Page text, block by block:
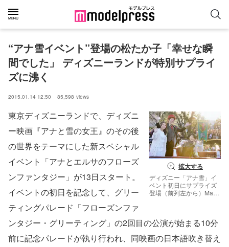
“アナ雪イベント”登場の松たか子「幸せな瞬
間でした」 ディズニーランドが特別サプライ
ズに沸く
2015.01.14 12:50 85,598 views
拡大する
ディズニー「アナ雪」イ
ベント初日にサプライズ
登場（前列左から）May
Disney【モデルプレス】
東京ディズニーランドで、ディズニ
ー映画『アナと雪の女王』のその後
の世界をテーマにした新スペシャル
イベント「アナとエルサのフローズ
ンファンタジー」が13日スタート。
イベントの初日を記念して、グリー
ティングパレード「フローズンファ
ンタジー・グリーティング」の2回目の公演が始まる10分
前に記念パレードが執り行われ、同映画の日本語吹き替え